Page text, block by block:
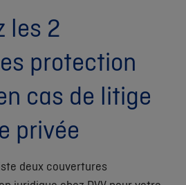
les 2
protection
cas de litige
privée
deux couvertures